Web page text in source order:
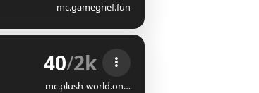
mc.gamegrief.fun
40/2k
mc.plush-world.on…